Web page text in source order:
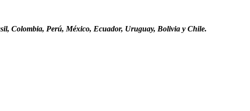
Colombia, Perú, México, Ecuador, Uruguay, Bolivia y Chile.